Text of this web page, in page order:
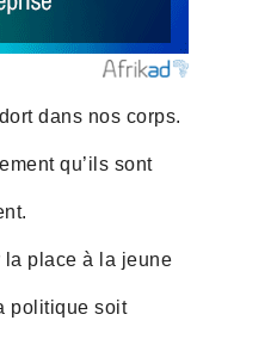
dans nos corps.
qu’ils sont
place à la jeune
politique soit